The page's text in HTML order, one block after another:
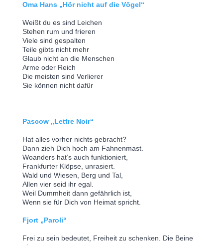
Oma Hans „Hör nicht auf die Vögel“
Weißt du es sind Leichen
Stehen rum und frieren
Viele sind gespalten
Teile gibts nicht mehr
Glaub nicht an die Menschen
Arme oder Reich
Die meisten sind Verlierer
Sie können nicht dafür
Pascow „Lettre Noir“
Hat alles vorher nichts gebracht?
Dann zieh Dich hoch am Fahnenmast.
Woanders hat’s auch funktioniert,
Frankfurter Klöpse, unrasiert.
Wald und Wiesen, Berg und Tal,
Allen vier seid ihr egal.
Weil Dummheit dann gefährlich ist,
Wenn sie für Dich von Heimat spricht.
Fjort „Paroli“
Frei zu sein bedeutet, Freiheit zu schenken. Die Beine